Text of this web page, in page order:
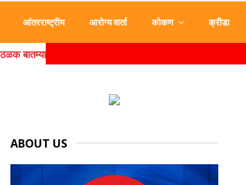
आंतरराष्ट्रीय आरोग्य वार्ता कोकण क्रीडा
ठळक बातम्या
ABOUT US